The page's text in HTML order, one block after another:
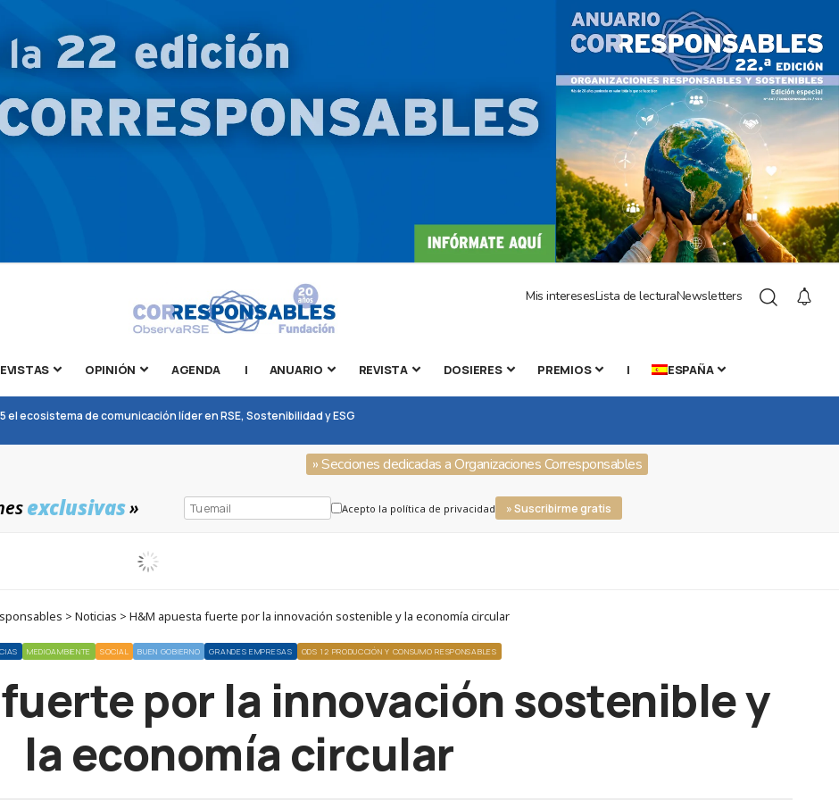
Mis interesesLista de lecturaNewsletters
OPINIÓN AGENDA | ANUARIO REVISTA DOSIERES PREMIOS | ESPAÑA
el ecosistema de comunicación líder en RSE, Sostenibilidad y ESG
» Secciones dedicadas a Organizaciones Corresponsables
exclusivas» Acepto la política de privacidad » Suscribirme gratis
> Noticias > H&M apuesta fuerte por la innovación sostenible y la economía circular
MEDIOAMBIENTE SOCIAL BUEN GOBIERNO GRANDES EMPRESAS ODS 12 PRODUCCIÓN Y CONSUMO RESPONSABLES
por la innovación sostenible y
la economía circular